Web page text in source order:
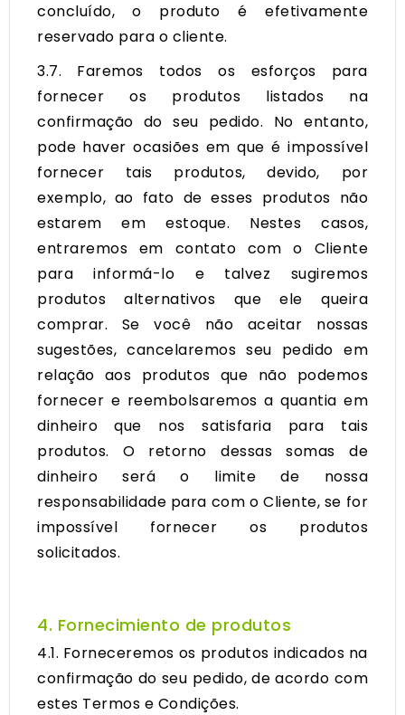
concluído, o produto é efetivamente
reservado para o cliente.
3.7. Faremos todos os esforços para
fornecer os produtos listados na
confirmação do seu pedido. No entanto,
pode haver ocasiões em que é impossível
fornecer tais produtos, devido, por
exemplo, ao fato de esses produtos não
estarem em estoque. Nestes casos,
entraremos em contato com o Cliente
para informá-lo e talvez sugiremos
produtos alternativos que ele queira
comprar. Se você não aceitar nossas
sugestões, cancelaremos seu pedido em
relação aos produtos que não podemos
fornecer e reembolsaremos a quantia em
dinheiro que nos satisfaria para tais
produtos. O retorno dessas somas de
dinheiro será o limite de nossa
responsabilidade para com o Cliente, se for
impossível fornecer os produtos
solicitados.
4. Fornecimiento de produtos
4.1. Forneceremos os produtos indicados na
confirmação do seu pedido, de acordo com
estes Termos e Condições.